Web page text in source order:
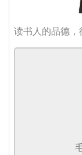
读书人的品德，